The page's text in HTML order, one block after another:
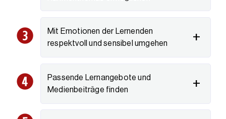
Mit Emotionen der Lernenden
respektvoll und sensibel umgehen
Passende Lernangebote und
Medienbeiträge finden